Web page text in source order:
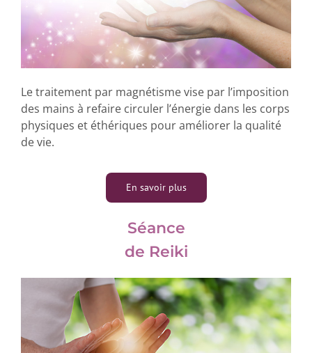
Le traitement par magnétisme vise par l’imposition
des mains à refaire circuler l’énergie dans les corps
physiques et éthériques pour améliorer la qualité
de vie.
En savoir plus
Séance
de Reiki